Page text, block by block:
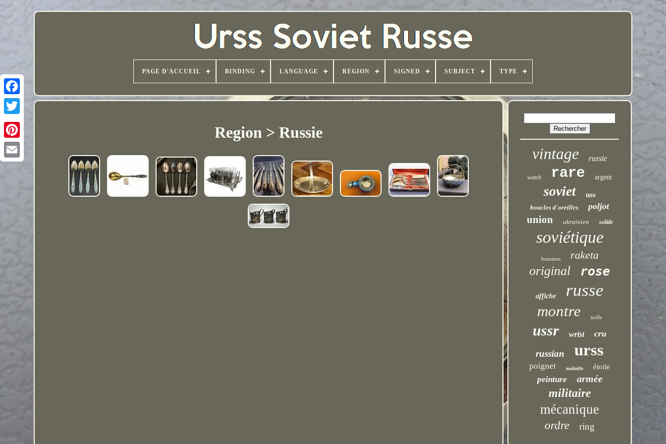
PAGE D'ACCUEIL BINDING LANGUAGE REGION SIGNED SUBJECT TYPE
Region > Russie
vintage
russie
watch rare argent
soviet uss
boucles d'oreilles poljot
union ukrainien solide
soviétique
hommes raketa
original rose
affiche russe
montre taille
ussr wrist cru
russian urss
poignet médaille étoile
peinture armée
militaire
mécanique
ordre ring